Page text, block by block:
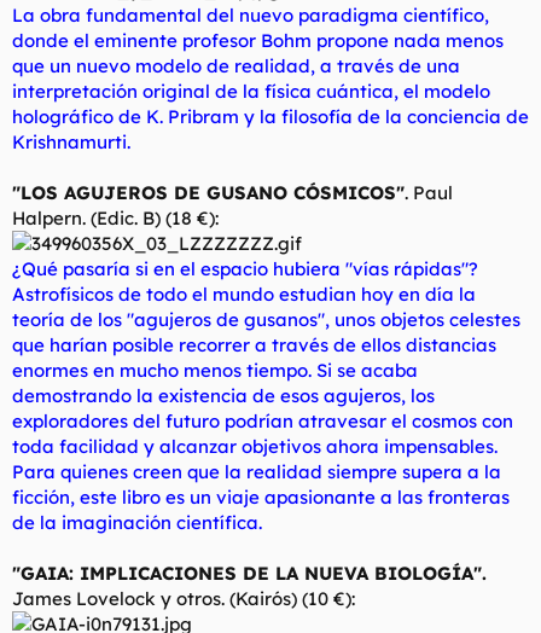
La obra fundamental del nuevo paradigma científico,
donde el eminente profesor Bohm propone nada menos
que un nuevo modelo de realidad, a través de una
interpretación original de la física cuántica, el modelo
holográfico de K. Pribram y la filosofía de la conciencia de
Krishnamurti.
"LOS AGUJEROS DE GUSANO CÓSMICOS". Paul
Halpern. (Edic. B) (18 €):
¿Qué pasaría si en el espacio hubiera "vías rápidas"?
Astrofísicos de todo el mundo estudian hoy en día la
teoría de los "agujeros de gusanos", unos objetos celestes
que harían posible recorrer a través de ellos distancias
enormes en mucho menos tiempo. Si se acaba
demostrando la existencia de esos agujeros, los
exploradores del futuro podrían atravesar el cosmos con
toda facilidad y alcanzar objetivos ahora impensables.
Para quienes creen que la realidad siempre supera a la
ficción, este libro es un viaje apasionante a las fronteras
de la imaginación científica.
"GAIA: IMPLICACIONES DE LA NUEVA BIOLOGÍA".
James Lovelock y otros. (Kairós) (10 €):